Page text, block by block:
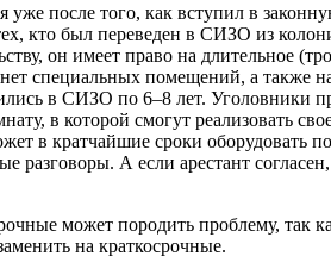
после того, как вступил в
кто был переведен в СИЗО из
он имеет право на длительное
специальных помещений, а
в СИЗО по 6–8 лет. Уголовники
в которой смогут реализовать
в кратчайшие сроки
А если арестант
может породить проблему, так
на краткосрочные.